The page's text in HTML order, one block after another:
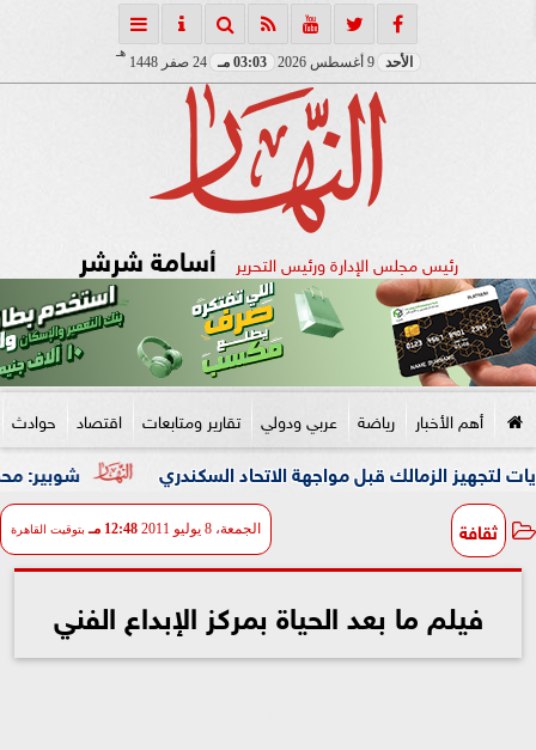
الأحد 03:03 مـ 24 صفر 1448
هـ
رئيس مجلس الإدارة ورئيس التحرير أسامة شرشر
أهم الأخبار رياضة عربي ودولي تقارير ومتابعات اقتصاد حوادث
شوبير: محمد شريف
ثقافة الجمعة، 8 يوليو 2011 12:48 مـ بتوقيت القاهرة
فيلم ما بعد الحياة بمركز الإبداع الفني